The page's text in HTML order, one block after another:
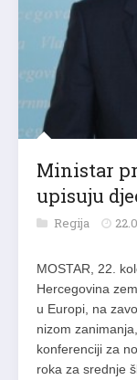
Ministar
upisuju
Regija
MOSTAR, 22.
Hercegovina
u Europi, na
nizom
konferenciji za
roka za srednje